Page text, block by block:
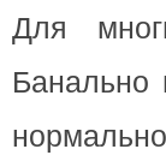
Для
Банально